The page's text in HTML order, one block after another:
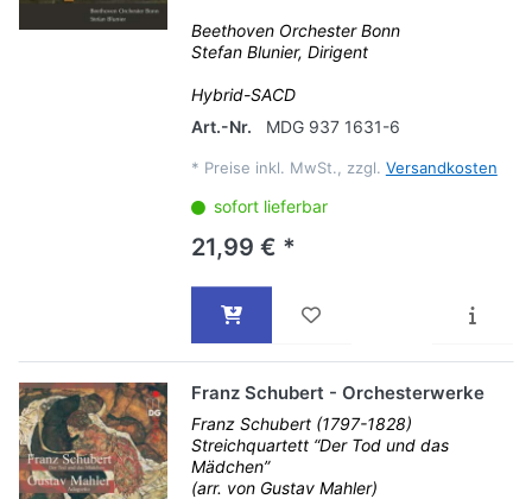
Beethoven Orchester Bonn
Stefan Blunier, Dirigent
Hybrid-SACD
Art.-Nr.
MDG 937 1631-6
* Preise inkl. MwSt., zzgl. Versandkosten
sofort lieferbar
21,99 € *
Franz Schubert - Orchesterwerke
Franz Schubert (1797-1828)
Streichquartett “Der Tod und das
Mädchen”
(arr. von Gustav Mahler)